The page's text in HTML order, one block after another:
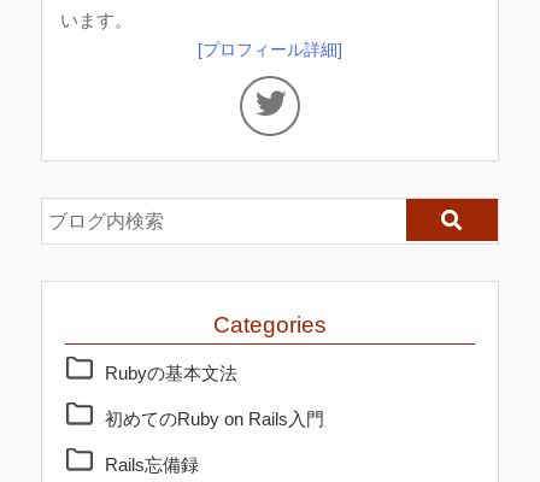
います。
[プロフィール詳細]
Categories
Rubyの基本文法
初めてのRuby on Rails入門
Rails忘備録